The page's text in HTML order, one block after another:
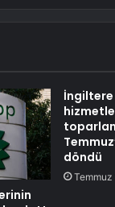
döndü